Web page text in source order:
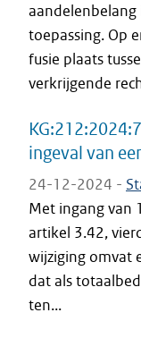
aandelenbelang
toepassing. Op
fusie plaats
verkrijgende
ingeval van
24-12-2024 -
Met ingang van
artikel 3.42,
wijziging omvat
dat als
ten...